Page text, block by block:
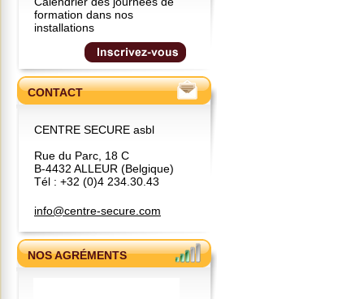
formation dans nos
installations
CONTACT
CENTRE SECURE asbl
Rue du Parc, 18 C
B-4432 ALLEUR (Belgique)
Tél : +32 (0)4 234.30.43
info@centre-secure.com
NOS AGRÉMENTS